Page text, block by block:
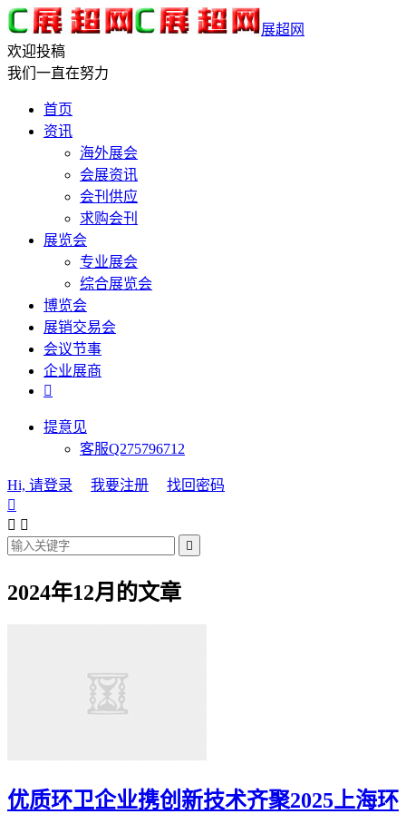
展超网
欢迎投稿
我们一直在努力
首页
资讯
海外展会
会展资讯
会刊供应
求购会刊
展览会
专业展会
综合展览会
博览会
展销交易会
会议节事
企业展商

提意见
客服Q275796712
Hi, 请登录 我要注册
找回密码

 

2024年12月的文章
优质环卫企业携创新技术齐聚2025上海环